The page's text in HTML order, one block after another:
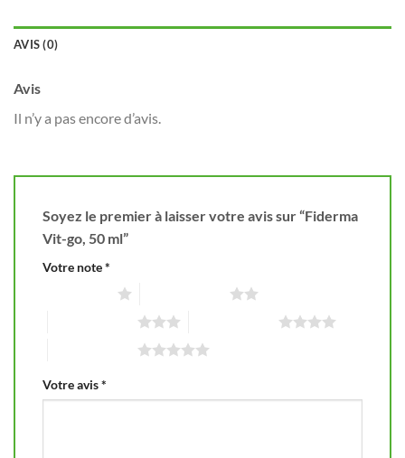
AVIS (0)
Avis
Il n’y a pas encore d’avis.
Soyez le premier à laisser votre avis sur “Fiderma
Vit-go, 50 ml”
Votre note*
Votre avis*